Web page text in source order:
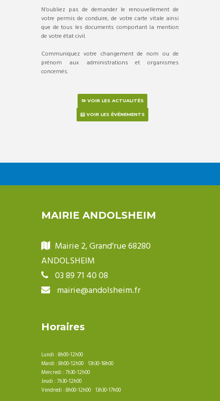
N’oubliez pas de demander le renouvellement de
votre permis de conduire, de votre carte vitale ainsi
que de tous les documents comportant la mention
de votre état civil.
Communiquez votre changement de nom ou de
prénom aux administrations et organismes
concernés.
VOIR LES ACTUALITÉS
VOIR LES ÉVÉNEMENTS
MAIRIE ANDOLSHEIM
Mairie 2, Grand’rue 68280
ANDOLSHEIM
03 89 71 40 08
mairie@andolsheim.fr
Horaires
Lundi : 8h00-12h00
Mardi : 8h00-12h00 13h30-18h00
Mercredi : 7h30-12h00
Jeudi : 7h30-12h00
Vendredi : 8h00-12h00 13h30-17h00